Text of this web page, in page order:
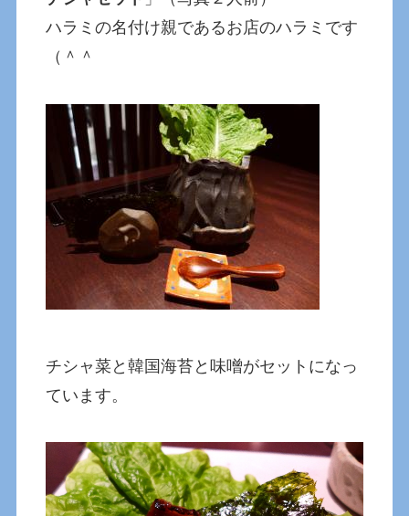
ハラミの名付け親であるお店のハラミです
（＾＾
チシャ菜と韓国海苔と味噌がセットになっ
ています。